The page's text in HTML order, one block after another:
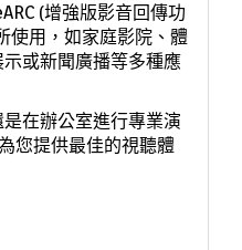
(增強版影音回傳功
使用，如家庭影院、體
或新聞廣播等多種應
在辦公室進行專業演
您提供最佳的視聽體